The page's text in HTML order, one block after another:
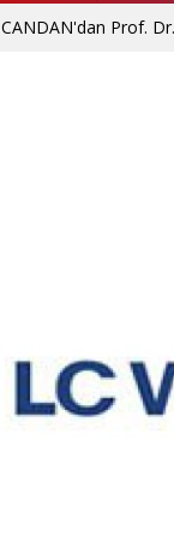
Prof.
Adayı Prof.